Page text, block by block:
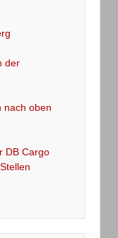
der
nach oben
DB Cargo